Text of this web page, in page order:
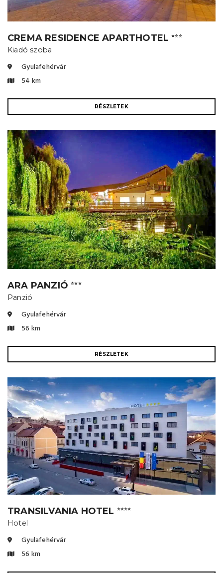
CREMA RESIDENCE APARTHOTEL⭐⭐⭐
Kiadó szoba
Gyulafehérvár
54 km
RÉSZLETEK
ARA PANZIÓ⭐⭐⭐
Panzió
Gyulafehérvár
56 km
RÉSZLETEK
TRANSILVANIA HOTEL ⭐⭐⭐⭐
Hotel
Gyulafehérvár
56 km